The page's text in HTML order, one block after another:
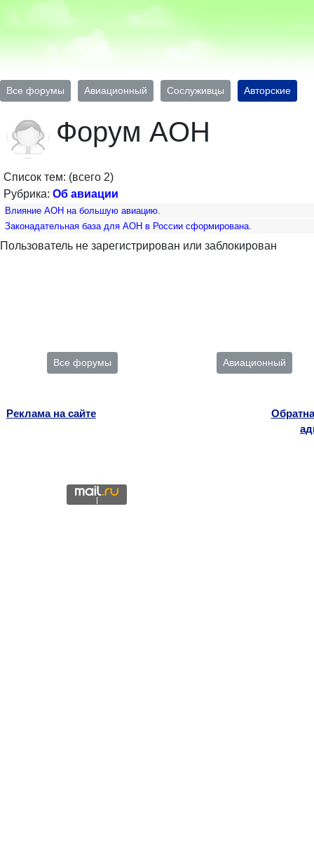
Все форумы Авиационный Сослуживцы Авторские
Форум AOH
Список тем: (всего 2)
Рубрика: Об авиации
Влияние АОН на большую авиацию.
Законадательная база для АОН в России сформирована.
Пользователь не зарегистрирован или заблокирован
Все форумы Авиационный
Реклама на сайте